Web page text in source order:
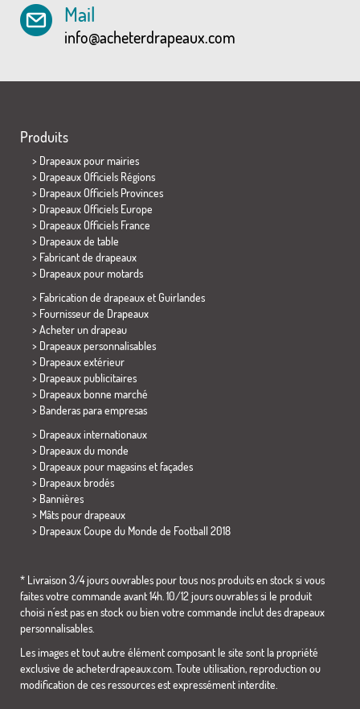
Mail
info@acheterdrapeaux.com
Produits
> Drapeaux pour mairies
> Drapeaux Officiels Régions
> Drapeaux Officiels Provinces
> Drapeaux Officiels Europe
> Drapeaux Officiels France
> Drapeaux de table
> Fabricant de drapeaux
> Drapeaux pour motards
> Fabrication de drapeaux et Guirlandes
> Fournisseur de Drapeaux
> Acheter un drapeau
> Drapeaux personnalisables
> Drapeaux extérieur
> Drapeaux publicitaires
> Drapeaux bonne marché
> Banderas para empresas
> Drapeaux internationaux
> Drapeaux du monde
> Drapeaux pour magasins et façades
> Drapeaux brodés
> Bannières
> Mâts pour drapeaux
> Drapeaux Coupe du Monde de Football 2018
* Livraison 3/4 jours ouvrables pour tous nos produits en stock si vous
faites votre commande avant 14h. 10/12 jours ouvrables si le produit
choisi n´est pas en stock ou bien votre commande inclut des drapeaux
personnalisables.
Les images et tout autre élément composant le site sont la propriété
exclusive de acheterdrapeaux.com. Toute utilisation, reproduction ou
modification de ces ressources est expressément interdite.